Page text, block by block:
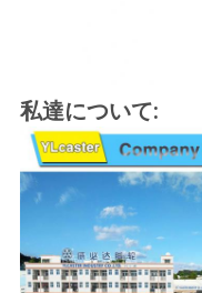
PRIVACY
POLICY
私達について: